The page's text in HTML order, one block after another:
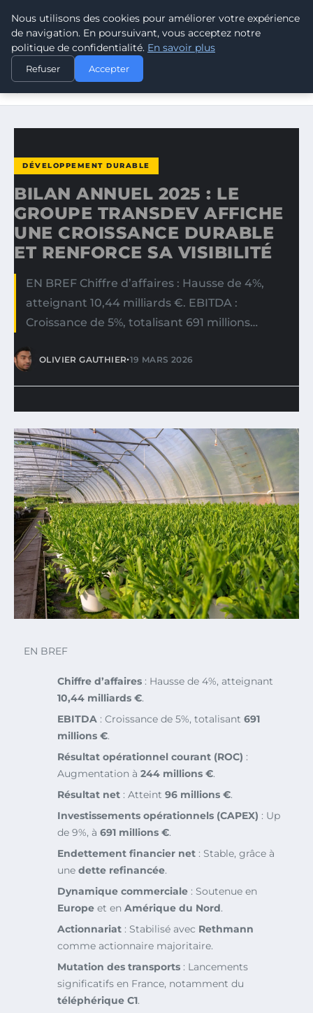
CLIMATE GUARDIAN
ACCUEIL
DÉVELOPPEMENT DURABLE
BILAN ANNUEL 2025 : LE GROUPE TRANSDEV AFFICHE
DÉVELOPPEMENT DURABLE
BILAN ANNUEL 2025 : LE
GROUPE TRANSDEV AFFICHE
UNE CROISSANCE DURABLE
ET RENFORCE SA VISIBILITÉ
EN BREF Chiffre d’affaires : Hausse de 4%,
atteignant 10,44 milliards €. EBITDA :
Croissance de 5%, totalisant 691 millions…
OLIVIER GAUTHIER•19 MARS 2026
EN BREF
Chiffre d’affaires : Hausse de 4%, atteignant
10,44 milliards €.
EBITDA : Croissance de 5%, totalisant 691
millions €.
Résultat opérationnel courant (ROC) :
Augmentation à 244 millions €.
Résultat net : Atteint 96 millions €.
Investissements opérationnels (CAPEX) : Up
de 9%, à 691 millions €.
Endettement financier net : Stable, grâce à
une dette refinancée.
Dynamique commerciale : Soutenue en
Europe et en Amérique du Nord.
Actionnariat : Stabilisé avec Rethmann
comme actionnaire majoritaire.
Mutation des transports : Lancements
significatifs en France, notamment du
téléphérique C1.
Nous utilisons des cookies pour améliorer votre expérience
de navigation. En poursuivant, vous acceptez notre
politique de confidentialité. En savoir plus
Refuser Accepter